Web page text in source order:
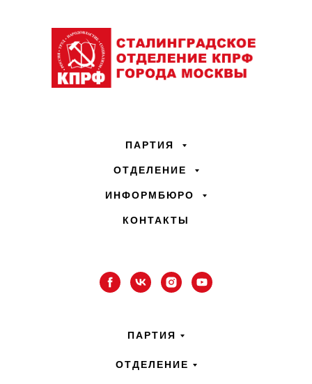
ПАРТИЯ
ОТДЕЛЕНИЕ
ИНФОРМБЮРО
КОНТАКТЫ
ПАРТИЯ
ОТДЕЛЕНИЕ